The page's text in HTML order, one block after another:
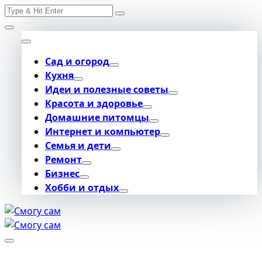
Skip
to
content
Search
Сад и огород
Кухня
Идеи и полезные советы
Красота и здоровье
Домашние питомцы
Интернет и компьютер
Семья и дети
Ремонт
Бизнес
Хобби и отдых